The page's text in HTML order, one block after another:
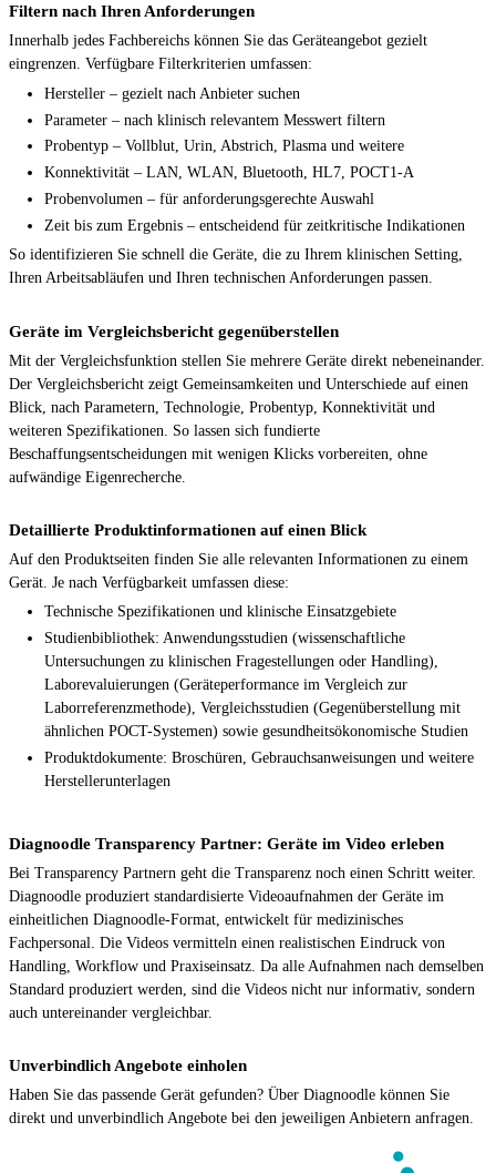
Filtern nach Ihren Anforderungen
Innerhalb jedes Fachbereichs können Sie das Geräteangebot gezielt
eingrenzen. Verfügbare Filterkriterien umfassen:
Hersteller – gezielt nach Anbieter suchen
Parameter – nach klinisch relevantem Messwert filtern
Probentyp – Vollblut, Urin, Abstrich, Plasma und weitere
Konnektivität – LAN, WLAN, Bluetooth, HL7, POCT1-A
Probenvolumen – für anforderungsgerechte Auswahl
Zeit bis zum Ergebnis – entscheidend für zeitkritische Indikationen
So identifizieren Sie schnell die Geräte, die zu Ihrem klinischen Setting,
Ihren Arbeitsabläufen und Ihren technischen Anforderungen passen.
Geräte im Vergleichsbericht gegenüberstellen
Mit der Vergleichsfunktion stellen Sie mehrere Geräte direkt nebeneinander.
Der Vergleichsbericht zeigt Gemeinsamkeiten und Unterschiede auf einen
Blick, nach Parametern, Technologie, Probentyp, Konnektivität und
weiteren Spezifikationen. So lassen sich fundierte
Beschaffungsentscheidungen mit wenigen Klicks vorbereiten, ohne
aufwändige Eigenrecherche.
Detaillierte Produktinformationen auf einen Blick
Auf den Produktseiten finden Sie alle relevanten Informationen zu einem
Gerät. Je nach Verfügbarkeit umfassen diese:
Technische Spezifikationen und klinische Einsatzgebiete
Studienbibliothek: Anwendungsstudien (wissenschaftliche
Untersuchungen zu klinischen Fragestellungen oder Handling),
Laborevaluierungen (Geräteperformance im Vergleich zur
Laborreferenzmethode), Vergleichsstudien (Gegenüberstellung mit
ähnlichen POCT-Systemen) sowie gesundheitsökonomische Studien
Produktdokumente: Broschüren, Gebrauchsanweisungen und weitere
Herstellerunterlagen
Diagnoodle Transparency Partner: Geräte im Video erleben
Bei Transparency Partnern geht die Transparenz noch einen Schritt weiter.
Diagnoodle produziert standardisierte Videoaufnahmen der Geräte im
einheitlichen Diagnoodle-Format, entwickelt für medizinisches
Fachpersonal. Die Videos vermitteln einen realistischen Eindruck von
Handling, Workflow und Praxiseinsatz. Da alle Aufnahmen nach demselben
Standard produziert werden, sind die Videos nicht nur informativ, sondern
auch untereinander vergleichbar.
Unverbindlich Angebote einholen
Haben Sie das passende Gerät gefunden? Über Diagnoodle können Sie
direkt und unverbindlich Angebote bei den jeweiligen Anbietern anfragen.